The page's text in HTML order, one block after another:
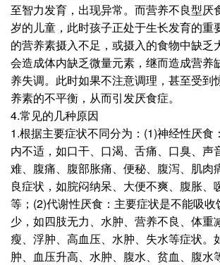
至智力发育，出现异常。而营养不良型厌
岁的儿童，此时孩子正处于生长发育的重
的营养素摄入不足，或摄入的食物中缺乏
会造成体内缺乏微量元素，继而造成营养
养失调。此时如果不注意调理，甚至受到
养素的不平衡，从而引发厌食症。
4.常见的几种原因
1.根据主要症状不同分为：(1)神经性厌食
内不适，如口干、口渴、舌痛、口臭、声
难、腹痛、腹部胀痛、便秘、腹泻、肌肉
良症状，如脘闷纳呆、大便不爽、腹胀、
等；(2)代谢性厌食：主要症状是不能吸
少，如四肢无力、水肿、营养不良、体重
瘦、浮肿、高血压、水肿、失水等症状。
肿、血压升高、水肿、腹水、贫血、腹水